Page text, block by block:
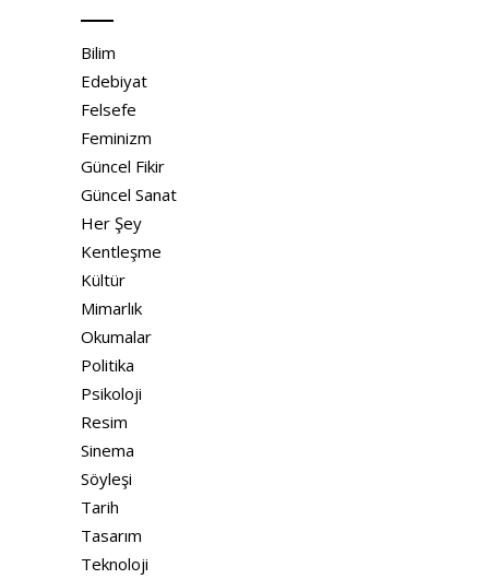
Bilim
Edebiyat
Felsefe
Feminizm
Güncel Fikir
Güncel Sanat
Her Şey
Kentleşme
Kültür
Mimarlık
Okumalar
Politika
Psikoloji
Resim
Sinema
Söyleşi
Tarih
Tasarım
Teknoloji